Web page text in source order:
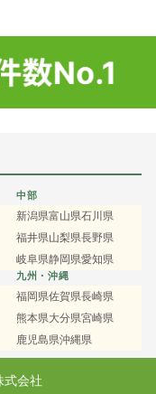
中部
新潟県富山県石川県
福井県山梨県長野県
岐阜県静岡県愛知県
九州・沖縄
福岡県佐賀県長崎県
熊本県大分県宮崎県
鹿児島県沖縄県
式会社